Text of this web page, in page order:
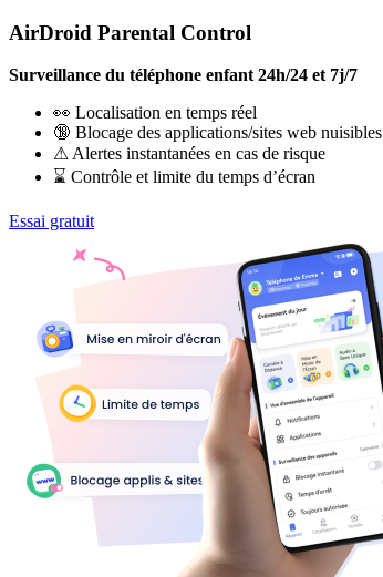
AirDroid Parental Control
Surveillance du téléphone enfant 24h/24 et 7j/7
👀 Localisation en temps réel
🔞 Blocage des applications/sites web nuisibles
⚠ Alertes instantanées en cas de risque
⌛ Contrôle et limite du temps d’écran
Essai gratuit